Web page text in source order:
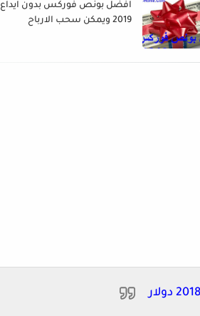
افضل بونص فوركس بدون ايداع
2019 ويمكن سحب الارباح